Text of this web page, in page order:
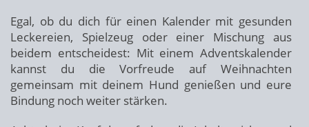
Egal, ob du dich für einen Kalender mit gesunden
Leckereien, Spielzeug oder einer Mischung aus
beidem entscheidest: Mit einem Adventskalender
kannst du die Vorfreude auf Weihnachten
gemeinsam mit deinem Hund genießen und eure
Bindung noch weiter stärken.